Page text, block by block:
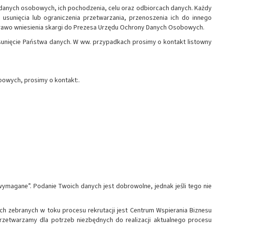
osobowych, ich pochodzenia, celu oraz odbiorcach danych. Każdy
lub ograniczenia przetwarzania, przenoszenia ich do innego
wniesienia skargi do Prezesa Urzędu Ochrony Danych Osobowych.
Państwa danych. W ww. przypadkach prosimy o kontakt listowny
prosimy o kontakt:.
Podanie Twoich danych jest dobrowolne, jednak jeśli tego nie
zebranych w toku procesu rekrutacji jest Centrum Wspierania Biznesu
dla potrzeb niezbędnych do realizacji aktualnego procesu